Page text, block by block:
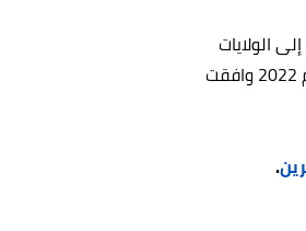
إلى الولايات
ولكن في عام 2022 وافقت
.